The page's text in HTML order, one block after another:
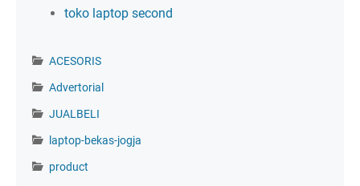
toko laptop second
ACESORIS
Advertorial
JUALBELI
laptop-bekas-jogja
product